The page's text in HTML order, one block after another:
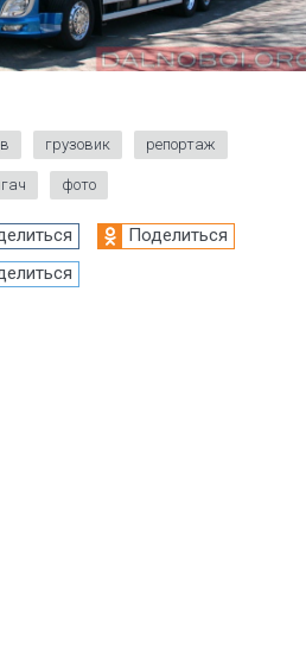
грузовик репортаж
фото
Поделиться